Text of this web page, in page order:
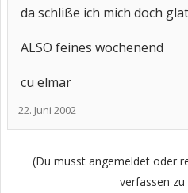
da schliße ich mich doch
ALSO feines wochenend
cu elmar
22. Juni 2002
(Du musst angemeldet oder
verfassen zu